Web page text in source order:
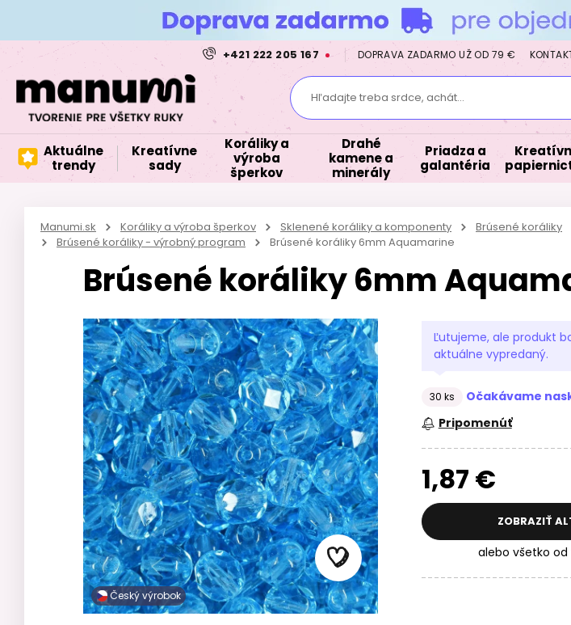
+421 222 205 167 DOPRAVA ZADARMO UŽ OD 79 €
Hľadajte treba srdce, achát...
Aktuálne
trendy
Kreatívne
sady
Koráliky a
výroba
šperkov
Drahé
kamene a
minerály
Priadza a
galantéria
Manumi.sk Koráliky a výroba šperkov Sklenené koráliky a komponenty
Brúsené koráliky
Brúsené koráliky - výrobný program
Brúsené koráliky 6mm Aquamarine
Brúsené koráliky 6mm
Český výrobok
Ľutujeme, ale produkt
aktuálne vypredaný.
30 ks
Očakávame
Pripomenúť
1,87 €
ZOBRAZIŤ
alebo všetko